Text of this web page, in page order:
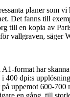
planer som vi
Det fanns till
till en kopia av
vallgraven, säger
format har
400 dpi:s
uppemot 600-700
en gång, till